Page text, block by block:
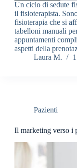
Un ciclo di sedute
il fisioterapista.
fisioterapia che si
tabelloni manuali
appuntamenti
aspetti della
Laura M.
Pazienti
Il marketing verso i